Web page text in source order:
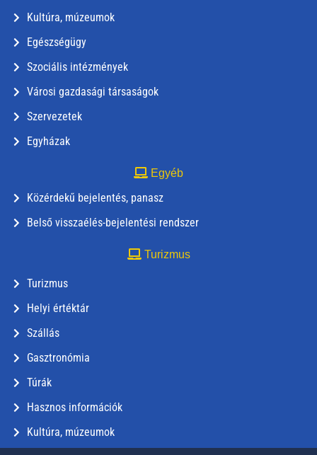
Kultúra, múzeumok
Egészségügy
Szociális intézmények
Városi gazdasági társaságok
Szervezetek
Egyházak
Egyéb
Közérdekű bejelentés, panasz
Belső visszaélés-bejelentési rendszer
Turizmus
Turizmus
Helyi értéktár
Szállás
Gasztronómia
Túrák
Hasznos információk
Kultúra, múzeumok